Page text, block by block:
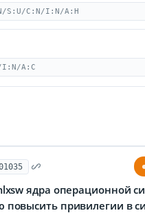
S:U/C:N/I:N/A:H
I:N/A:C
ядра операционной
привилегии в